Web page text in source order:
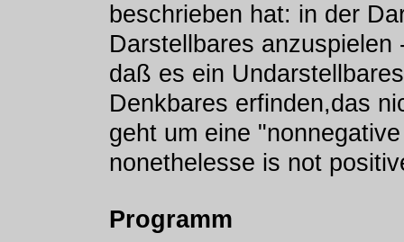
beschrieben hat: in der
Darstellbares
daß es ein
Denkbares erfinden,das
geht um eine
nonethelesse is not
Programm